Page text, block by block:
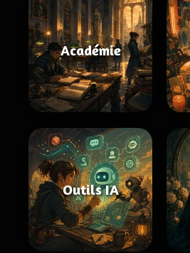
Académie
Outils IA